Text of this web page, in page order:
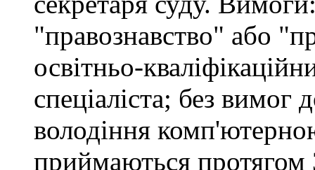
"правознавство" або
освітньо-
спеціаліста; без
володіння
приймаються протягом